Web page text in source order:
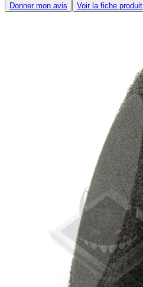
Donner mon avis Voir la fiche produit